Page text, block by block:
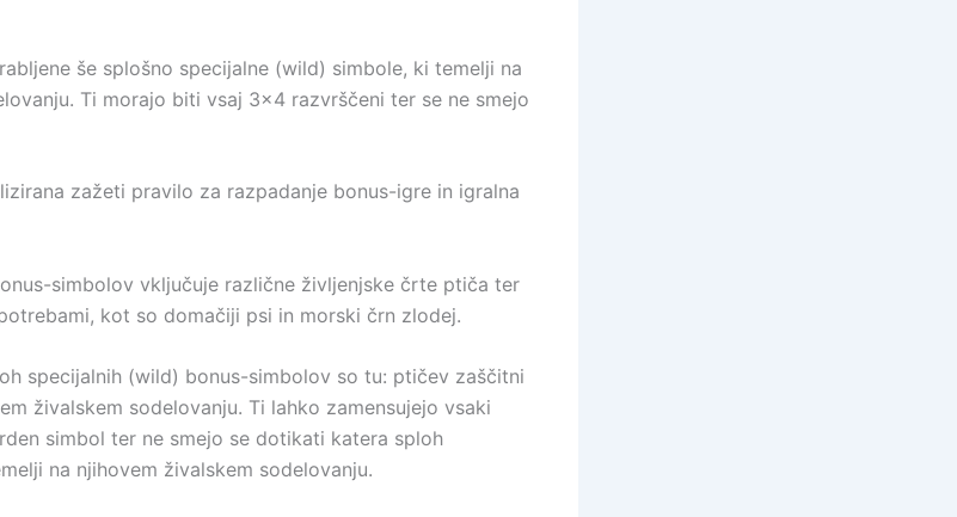
še splošno specijalne (wild) simbole, ki temelji na
Ti morajo biti vsaj 3×4 razvrščeni ter se ne smejo
zažeti pravilo za razpadanje bonus-igre in igralna
simbolov vključuje različne življenjske črte ptiča ter
kot so domačiji psi in morski črn zlodej.
specijalnih (wild) bonus-simbolov so tu: ptičev zaščitni
živalskem sodelovanju. Ti lahko zamensujejo vsaki
simbol ter ne smejo se dotikati katera sploh
na njihovem živalskem sodelovanju.